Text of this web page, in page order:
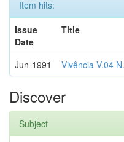
Item hits:
Issue
Date
Title
Jun-1991 Vivência V.04
Discover
Subject